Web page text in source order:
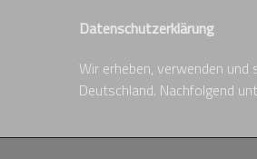
Datenschutzerklärung
Wir erheben, verwenden
Deutschland. Nachfolgend